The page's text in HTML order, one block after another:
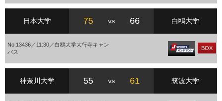
日本大学 75 vs 66 白鴎大学
No.13436／11:30／白鴎大学大行寺キャン
パス
BOX
神奈川大学 55 vs 61 筑波大学